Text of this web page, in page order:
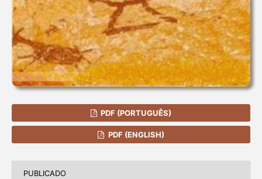
PDF (PORTUGUÊS)
PDF (ENGLISH)
PUBLICADO